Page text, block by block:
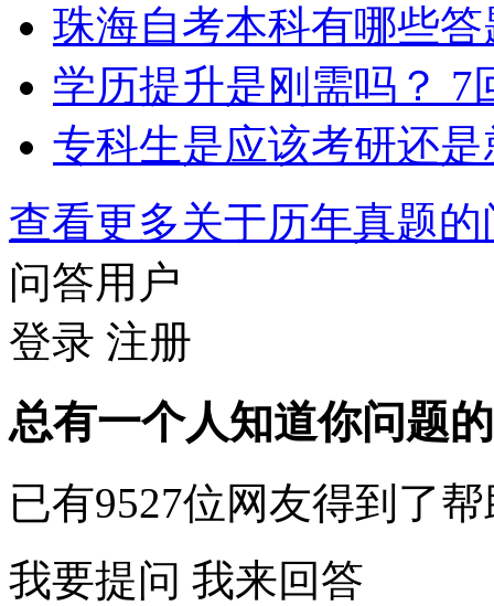
珠海自考本科有哪些
学历提升是刚需吗？ 7
专科生是应该考研还
查看更多关于历年真题
问答用户
登录 注册
总有一个人知道你问题
已有9527位网友得到了帮
我要提问 我来回答